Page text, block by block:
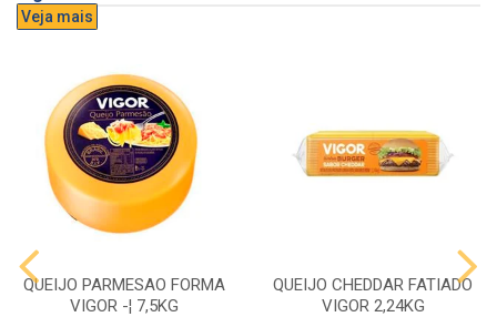
Veja mais
QUEIJO PARMESAO FORMA
VIGOR -¦ 7,5KG
QUEIJO CHEDDAR FATIADO
VIGOR 2,24KG